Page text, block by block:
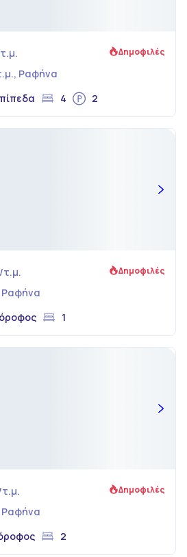
Δημοφιλές
Ραφήνα
4 2
τ.μ. Δημοφιλές
Ραφήνα
1
Δημοφιλές
Ραφήνα
2